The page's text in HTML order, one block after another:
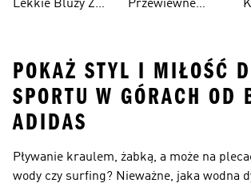
Lekkie Bluzy Z
Przewiewne
POKAŻ STYL I MIŁOŚĆ
SPORTU W GÓRACH OD
ADIDAS
Pływanie kraulem, żabką, a może na
wody czy surfing? Nieważne, jaka wodna